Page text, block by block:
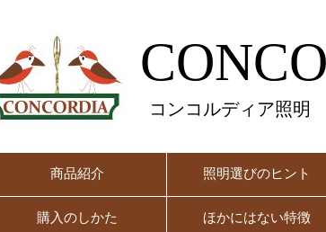
コンコルディア照明
商品紹介 照明選びのヒント
購入のしかた ほかにはない特徴